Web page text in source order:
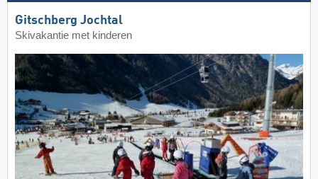
Gitschberg Jochtal
Skivakantie met kinderen